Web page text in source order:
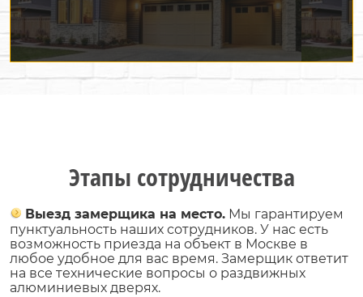
Этапы сотрудничества
Выезд замерщика на место. Мы гарантируем
пунктуальность наших сотрудников. У нас есть
возможность приезда на объект в Москве в
любое удобное для вас время. Замерщик ответит
на все технические вопросы о раздвижных
алюминиевых дверях.